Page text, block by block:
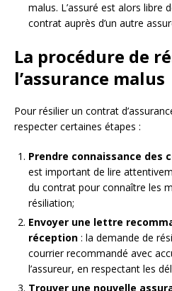
malus. L’assuré est alors libre
contrat auprès d’un autre
La procédure de
l’assurance malus
Pour résilier un contrat
respecter certaines étapes :
Prendre connaissance des
est important de lire
du contrat pour connaître les
résiliation;
Envoyer une lettre
réception : la demande de
courrier recommandé avec
l’assureur, en respectant les
Trouver une nouvelle